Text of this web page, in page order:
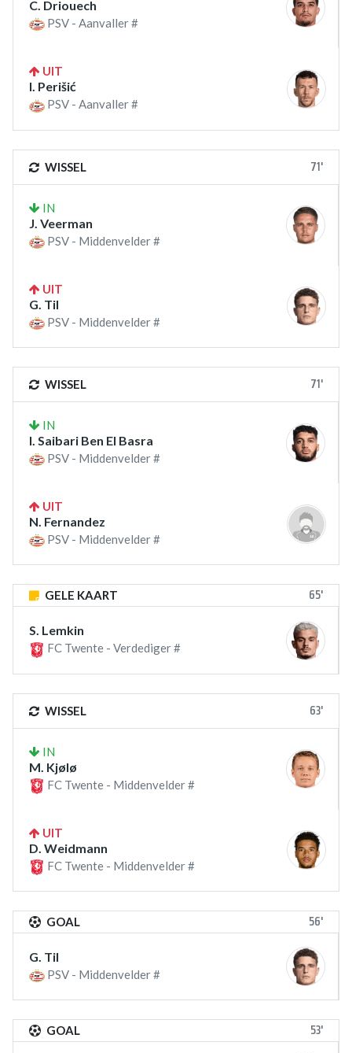
C. Driouech
PSV - Aanvaller #
UIT
I. Perišić
PSV - Aanvaller #
WISSEL 71'
IN
J. Veerman
PSV - Middenvelder #
UIT
G. Til
PSV - Middenvelder #
WISSEL 71'
IN
I. Saibari Ben El Basra
PSV - Middenvelder #
UIT
N. Fernandez
PSV - Middenvelder #
GELE KAART 65'
S. Lemkin
FC Twente - Verdediger #
WISSEL 63'
IN
M. Kjølø
FC Twente - Middenvelder #
UIT
D. Weidmann
FC Twente - Middenvelder #
GOAL 56'
G. Til
PSV - Middenvelder #
GOAL 53'